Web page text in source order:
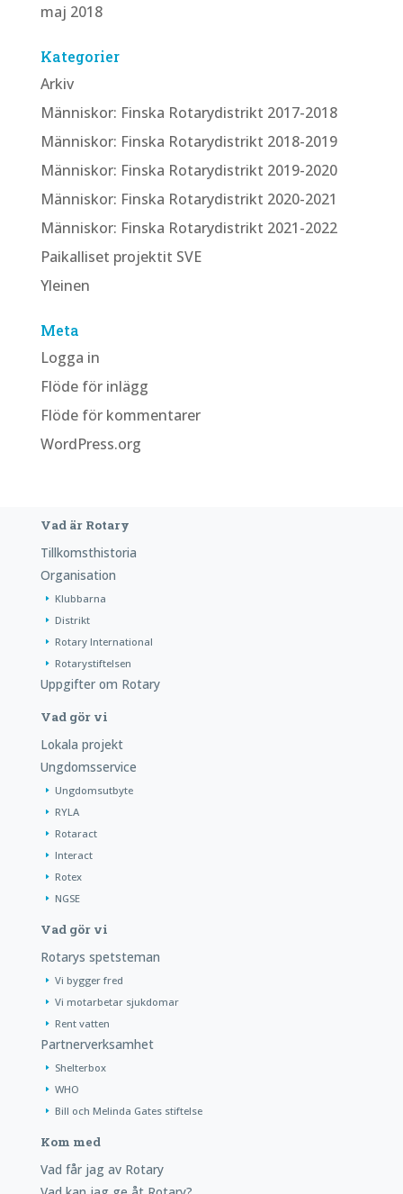
maj 2018
Kategorier
Arkiv
Människor: Finska Rotarydistrikt 2017-2018
Människor: Finska Rotarydistrikt 2018-2019
Människor: Finska Rotarydistrikt 2019-2020
Människor: Finska Rotarydistrikt 2020-2021
Människor: Finska Rotarydistrikt 2021-2022
Paikalliset projektit SVE
Yleinen
Meta
Logga in
Flöde för inlägg
Flöde för kommentarer
WordPress.org
Vad är Rotary
Tillkomsthistoria
Organisation
Klubbarna
Distrikt
Rotary International
Rotarystiftelsen
Uppgifter om Rotary
Vad gör vi
Lokala projekt
Ungdomsservice
Ungdomsutbyte
RYLA
Rotaract
Interact
Rotex
NGSE
Vad gör vi
Rotarys spetsteman
Vi bygger fred
Vi motarbetar sjukdomar
Rent vatten
Partnerverksamhet
Shelterbox
WHO
Bill och Melinda Gates stiftelse
Kom med
Vad får jag av Rotary